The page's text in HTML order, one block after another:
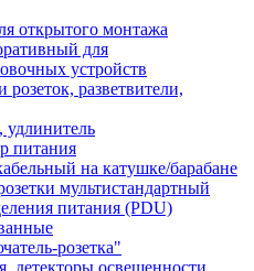
открытого монтажа
для
устройств
разветвители,
удлинитель
питания
на катушке/барабане
мультистандартный
питания (PDU)
розетка"
детекторы освещенности,